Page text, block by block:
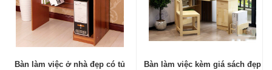
Bàn làm việc ở nhà đẹp có tủ
Bàn làm việc kèm giá sách đẹp